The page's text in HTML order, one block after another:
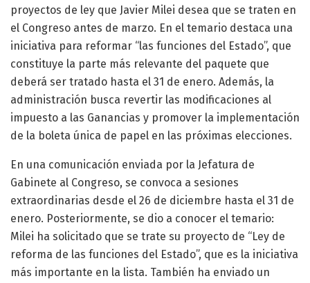
proyectos de ley que Javier Milei desea que se traten en
el Congreso antes de marzo. En el temario destaca una
iniciativa para reformar “las funciones del Estado”, que
constituye la parte más relevante del paquete que
deberá ser tratado hasta el 31 de enero. Además, la
administración busca revertir las modificaciones al
impuesto a las Ganancias y promover la implementación
de la boleta única de papel en las próximas elecciones.
En una comunicación enviada por la Jefatura de
Gabinete al Congreso, se convoca a sesiones
extraordinarias desde el 26 de diciembre hasta el 31 de
enero. Posteriormente, se dio a conocer el temario:
Milei ha solicitado que se trate su proyecto de “Ley de
reforma de las funciones del Estado”, que es la iniciativa
más importante en la lista. También ha enviado un